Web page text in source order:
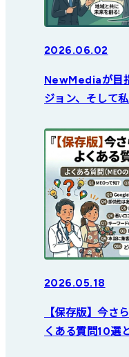
2026.06.02
NewMediaが目
ジョン、そして
2026.05.18
【保存版】今さ
くある質問10選